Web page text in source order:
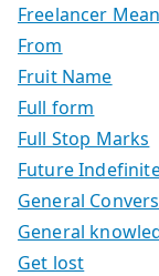
Freelancer
From
Fruit Name
Full form
Full Stop Marks
Future
General
General
Get lost